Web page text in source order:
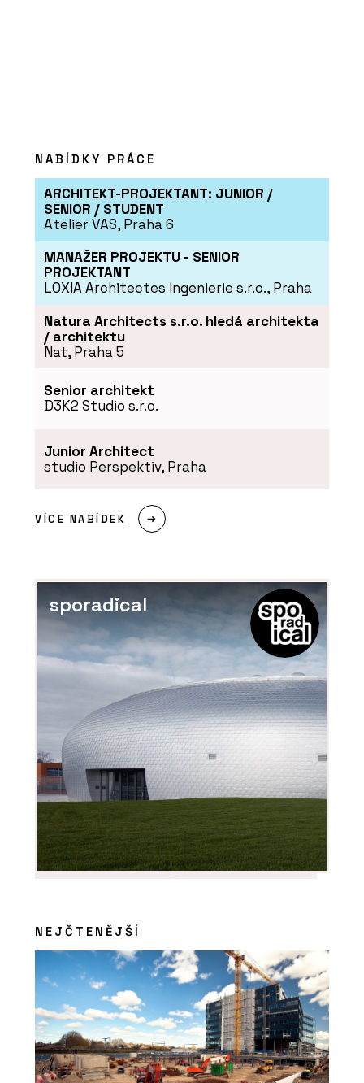
NABÍDKY PRÁCE
ARCHITEKT-PROJEKTANT: JUNIOR /
SENIOR / STUDENT
Atelier VAS, Praha 6
MANAŽER PROJEKTU - SENIOR
PROJEKTANT
LOXIA Architectes Ingenierie s.r.o., Praha
Natura Architects s.r.o. hledá architekta
/ architektu
Nat, Praha 5
Senior architekt
D3K2 Studio s.r.o.
Junior Architect
studio Perspektiv, Praha
VÍCE NABÍDEK
sporadical
NEJČTENĚJŠÍ